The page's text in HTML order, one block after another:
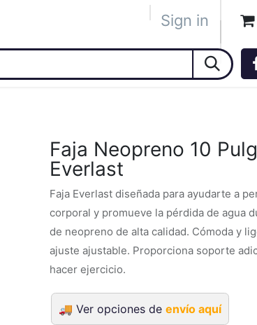
Socios Eventos
Sign in
Faja Neopreno 10
Everlast
Faja Everlast diseñada para ayudarte a
corporal y promueve la pérdida de agua
de neopreno de alta calidad. Cómoda y
ajuste ajustable. Proporciona soporte
hacer ejercicio.
🚚 Ver opciones de envío aquí